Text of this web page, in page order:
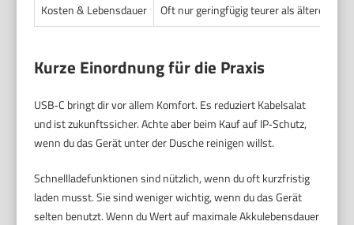
Kosten & Lebensdauer
Oft nur geringfügig teurer als ältere
Kurze Einordnung für die Praxis
USB‑C bringt dir vor allem Komfort. Es reduziert Kabelsalat
und ist zukunftssicher. Achte aber beim Kauf auf IP‑Schutz,
wenn du das Gerät unter der Dusche reinigen willst.
Schnellladefunktionen sind nützlich, wenn du oft kurzfristig
laden musst. Sie sind weniger wichtig, wenn du das Gerät
selten benutzt. Wenn du Wert auf maximale Akkulebensdauer